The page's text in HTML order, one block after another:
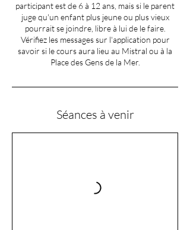
participant est de 6 à 12 ans, mais si le parent
juge qu'un enfant plus jeune ou plus vieux
pourrait se joindre, libre à lui de le faire.
Vérifiez les messages sur l'application pour
savoir si le cours aura lieu au Mistral ou à la
Place des Gens de la Mer.
Séances à venir